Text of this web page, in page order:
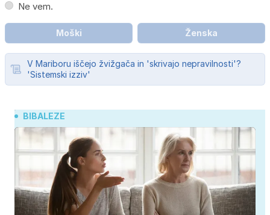
Ne vem.
Moški Ženska
V Mariboru iščejo žvižgača in 'skrivajo nepravilnosti'?
'Sistemski izziv'
BIBALEZE